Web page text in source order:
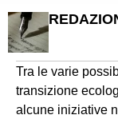
Tra le varie
transizione
alcune iniziative